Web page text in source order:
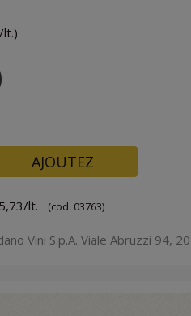
lt.)
AJOUTEZ
lt. (cod. 03763)
Vini S.p.A. Viale Abruzzi 94,